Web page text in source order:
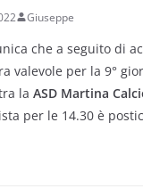
Giuseppe
che a seguito di
valevole per la 9°
la ASD Martina
per le 14.30 è